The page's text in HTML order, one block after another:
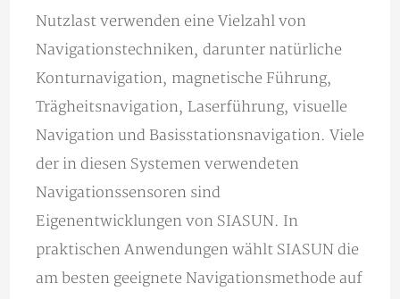
Nutzlast verwenden eine Vielzahl von
Navigationstechniken, darunter natürliche
Konturnavigation, magnetische Führung,
Trägheitsnavigation, Laserführung, visuelle
Navigation und Basisstationsnavigation. Viele
der in diesen Systemen verwendeten
Navigationssensoren sind
Eigenentwicklungen von SIASUN. In
praktischen Anwendungen wählt SIASUN die
am besten geeignete Navigationsmethode auf